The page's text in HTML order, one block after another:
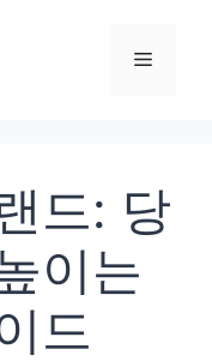
메
드: 당
이는
드